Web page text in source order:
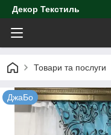
Декор Текстиль
Товари та послуги
ДжаБо